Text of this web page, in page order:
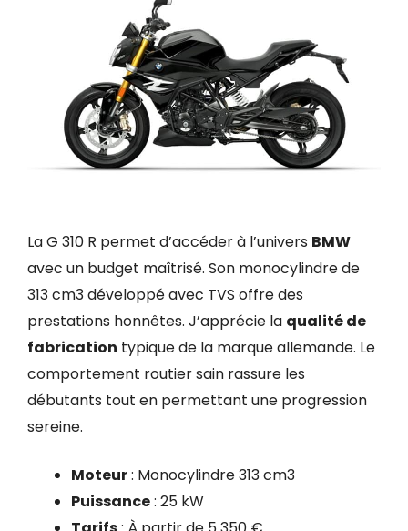
La G 310 R permet d’accéder à l’univers BMW
avec un budget maîtrisé. Son monocylindre de
313 cm3 développé avec TVS offre des
prestations honnêtes. J’apprécie la qualité de
fabrication typique de la marque allemande. Le
comportement routier sain rassure les
débutants tout en permettant une progression
sereine.
Moteur: Monocylindre 313 cm3
Puissance: 25 kW